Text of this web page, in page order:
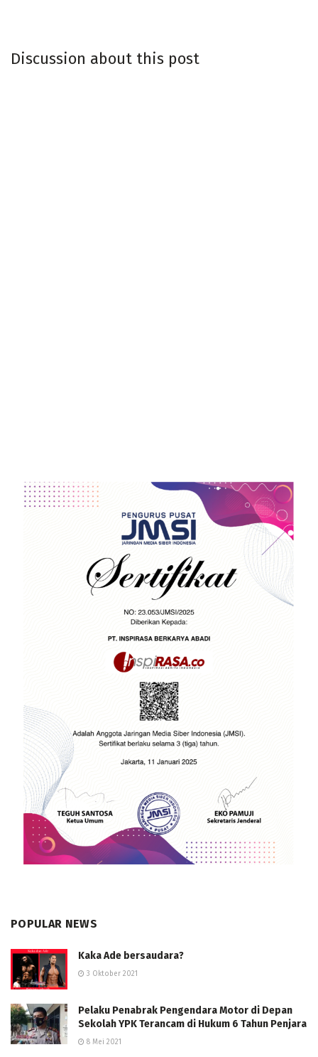
Discussion about this post
POPULAR NEWS
Kaka Ade bersaudara?
3 Oktober 2021
Pelaku Penabrak Pengendara Motor di Depan
Sekolah YPK Terancam di Hukum 6 Tahun Penjara
8 Mei 2021